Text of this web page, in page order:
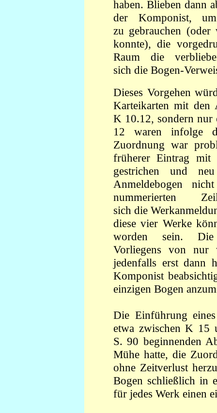
haben. Blieben dann
der Komponist,
zu gebrauchen
konnte), die
Raum die
sich die Bogen-
Dieses Vorgehen
Karteikarten mit den
K 10.12, sondern
12 waren infolge
Zuordnung war
früherer Eintrag mit
gestrichen und
Anmeldebogen
nummerierten
sich die
diese vier Werke
worden sein.
Vorliegens von nur
jedenfalls erst dann
Komponist
einzigen Bogen
Die Einführung
etwa zwischen K 15
S. 90 beginnenden
Mühe hatte, die
ohne Zeitverlust
Bogen schließlich in
für jedes Werk einen